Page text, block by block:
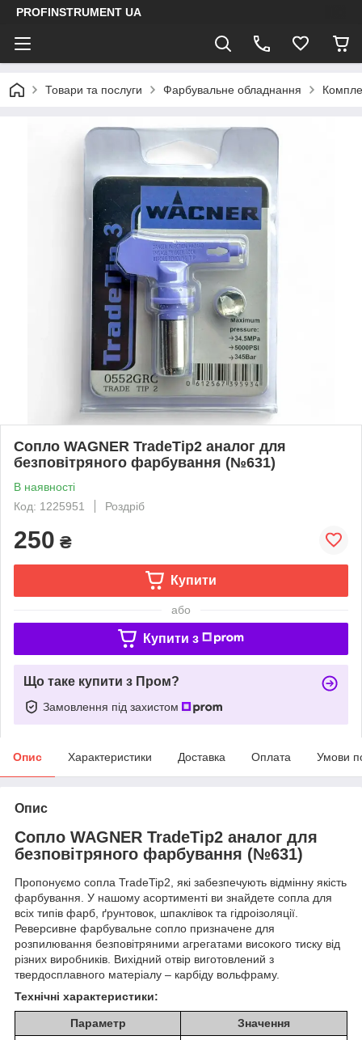
PROFINSTRUMENT UA
Товари та послуги Фарбувальне обладнання
Сопло WAGNER TradeTip2 аналог для
безповітряного фарбування (№631)
В наявності
Код: 1225951
Роздріб
250 ₴
Купити
або
Купити з
Що таке купити з Пром?
Замовлення під захистом
Опис Характеристики Доставка Оплата Умови
Опис
Сопло WAGNER TradeTip2 аналог для
безповітряного фарбування (№631)
Пропонуємо сопла TradeTip2, які забезпечують відмінну якість
фарбування. У нашому асортименті ви знайдете сопла для
всіх типів фарб, ґрунтовок, шпаклівок та гідроізоляції.
Реверсивне фарбувальне сопло призначене для
розпилювання безповітряними агрегатами високого тиску від
різних виробників. Вихідний отвір виготовлений з
твердосплавного матеріалу – карбіду вольфраму.
Технічні характеристики:
Параметр
Значення